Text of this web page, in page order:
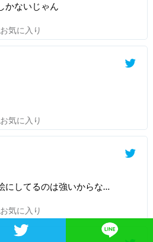
かないじゃん
お気に入り
お気に入り
してるのは強いからな…
お気に入り
でシェア Twitterでシェア